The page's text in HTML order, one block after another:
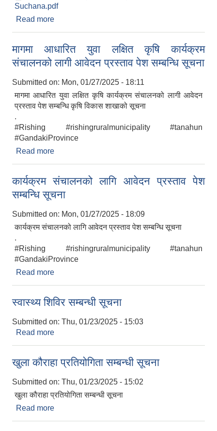
Suchana.pdf
Read more
मागमा आधारित युवा लक्षित कृषि कार्यक्रम
संचालनको लागी आवेदन प्रस्ताव पेश सम्बन्धि सूचना
Submitted on: Mon, 01/27/2025 - 18:11
मागमा आधारित युवा लक्षित कृषि कार्यक्रम संचालनको लागी आवेदन
प्रस्ताव पेश सम्बन्धि कृषि विकास शाखाको सूचना
.
#Rishing #rishingruralmunicipality #tanahun
#GandakiProvince
Read more
कार्यक्रम संचालनको लागि आवेदन प्रस्ताव पेश
सम्बन्धि सूचना
Submitted on: Mon, 01/27/2025 - 18:09
कार्यक्रम संचालनको लागि आवेदन प्रस्ताव पेश सम्बन्धि सूचना
.
#Rishing #rishingruralmunicipality #tanahun
#GandakiProvince
Read more
स्वास्थ्य शिविर सम्बन्धी सूचना
Submitted on: Thu, 01/23/2025 - 15:03
Read more
खुला कौराहा प्रतियोगिता सम्बन्धी सूचना
Submitted on: Thu, 01/23/2025 - 15:02
खुला कौराहा प्रतियोगिता सम्बन्धी सूचना
Read more